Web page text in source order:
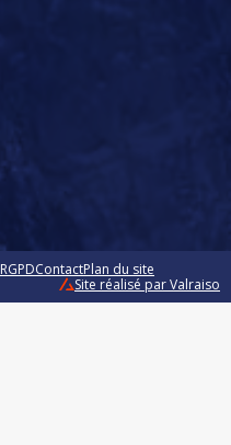
RGPDContactPlan du site
Valraiso
Site réalisé par Valraiso